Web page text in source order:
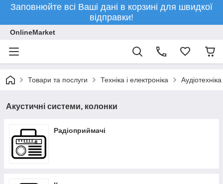
Заповнюйте всі Ваші дані в корзині для швидкої
відправки!
OnlineMarket
Товари та послуги Техніка і електроніка Аудіотехніка
Акустичні системи, колонки
Радіоприймачі